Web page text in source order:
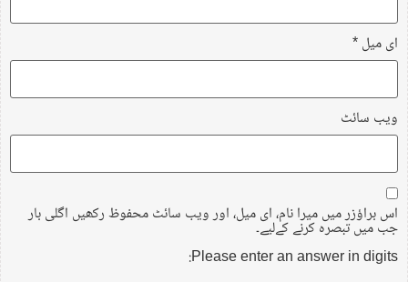
ای میل*
ویب‌ سائٹ
اس براؤزر میں میرا نام، ای میل، اور ویب سائٹ محفوظ رکھیں اگلی بار
جب میں تبصرہ کرنے کےلیے۔
Please enter an answer in digits: